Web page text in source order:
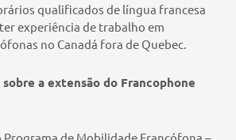
qualificados de língua francesa
experiência de trabalho em
no Canadá fora de Quebec.
a extensão do Francophone